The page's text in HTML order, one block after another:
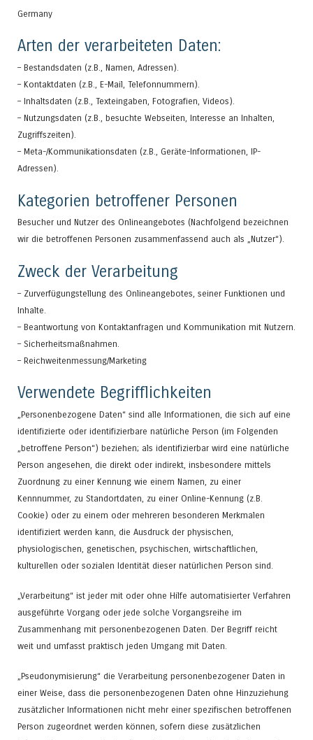
Germany
Arten der verarbeiteten Daten:
– Bestandsdaten (z.B., Namen, Adressen).
– Kontaktdaten (z.B., E-Mail, Telefonnummern).
– Inhaltsdaten (z.B., Texteingaben, Fotografien, Videos).
– Nutzungsdaten (z.B., besuchte Webseiten, Interesse an Inhalten,
Zugriffszeiten).
– Meta-/Kommunikationsdaten (z.B., Geräte-Informationen, IP-
Adressen).
Kategorien betroffener Personen
Besucher und Nutzer des Onlineangebotes (Nachfolgend bezeichnen
wir die betroffenen Personen zusammenfassend auch als „Nutzer“).
Zweck der Verarbeitung
– Zurverfügungstellung des Onlineangebotes, seiner Funktionen und
Inhalte.
– Beantwortung von Kontaktanfragen und Kommunikation mit Nutzern.
– Sicherheitsmaßnahmen.
– Reichweitenmessung/Marketing
Verwendete Begrifflichkeiten
„Personenbezogene Daten“ sind alle Informationen, die sich auf eine
identifizierte oder identifizierbare natürliche Person (im Folgenden
„betroffene Person“) beziehen; als identifizierbar wird eine natürliche
Person angesehen, die direkt oder indirekt, insbesondere mittels
Zuordnung zu einer Kennung wie einem Namen, zu einer
Kennnummer, zu Standortdaten, zu einer Online-Kennung (z.B.
Cookie) oder zu einem oder mehreren besonderen Merkmalen
identifiziert werden kann, die Ausdruck der physischen,
physiologischen, genetischen, psychischen, wirtschaftlichen,
kulturellen oder sozialen Identität dieser natürlichen Person sind.
„Verarbeitung“ ist jeder mit oder ohne Hilfe automatisierter Verfahren
ausgeführte Vorgang oder jede solche Vorgangsreihe im
Zusammenhang mit personenbezogenen Daten. Der Begriff reicht
weit und umfasst praktisch jeden Umgang mit Daten.
„Pseudonymisierung“ die Verarbeitung personenbezogener Daten in
einer Weise, dass die personenbezogenen Daten ohne Hinzuziehung
zusätzlicher Informationen nicht mehr einer spezifischen betroffenen
Person zugeordnet werden können, sofern diese zusätzlichen